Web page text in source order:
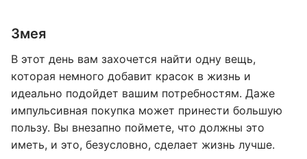
Змея
В этот день вам захочется найти одну вещь,
которая немного добавит красок в жизнь и
идеально подойдет вашим потребностям. Даже
импульсивная покупка может принести большую
пользу. Вы внезапно поймете, что должны это
иметь, и это, безусловно, сделает жизнь лучше.